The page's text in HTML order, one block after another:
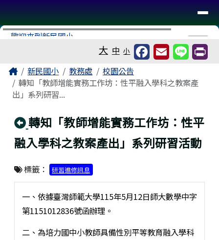
台南市新民國小
導覽列
⏸
大 中 小
主內容區域
Home新民國小 教務處
校園公告
轉知「教師增能實務工作坊：性平融入學科之教案產
出」系列研習...
回上頁
轉知「教師增能實務工作坊：性平
融入學科之教案產出」系列研習活動
標籤： 研習進修訊息
一、依據臺灣師範大學115年5月12日師大數學中字
第1151012836號函辦理。
二、為培力國中小教師具備性別平等教育融入學科
頁尾區域